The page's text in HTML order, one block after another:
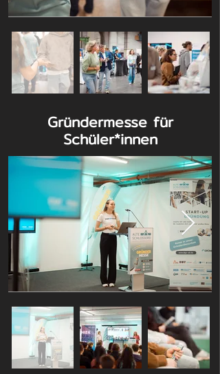
Gründermesse für
Schüler*innen